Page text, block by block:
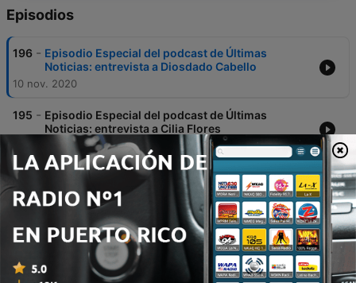
Episodios
196 - Episodio Especial del podcast de Últimas
Noticias: entrevista a Diosdado Cabello
10 nov. 2020
195 - Episodio Especial del podcast de Últimas
Noticias: entrevista a Cilia Flores
194
Huída de Leopoldo López a España. Elecciones
en EEUU. Artistas colombianos y “Guardia
Fuerza”
Nueva etapa de la flexibilización en Venezuela.
Victoria del MAS en Bolivia. Plebiscito en Chile.
Lo nuevo de Ana Tijoux